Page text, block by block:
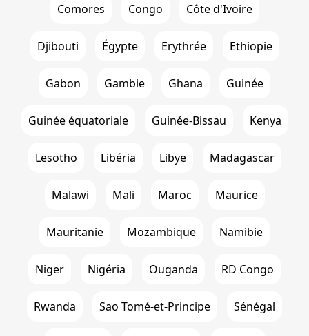
Comores Congo Côte d'Ivoire
Djibouti Égypte Erythrée Ethiopie
Gabon Gambie Ghana Guinée
Guinée équatoriale Guinée-Bissau Kenya
Lesotho Libéria Libye Madagascar
Malawi Mali Maroc Maurice
Mauritanie Mozambique Namibie
Niger Nigéria Ouganda RD Congo
Rwanda Sao Tomé-et-Principe Sénégal